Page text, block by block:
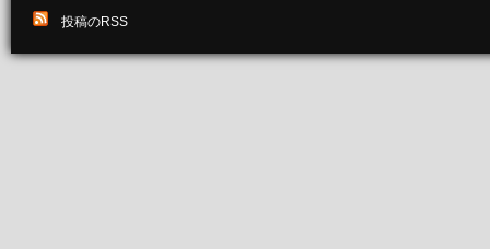
投稿のRSS